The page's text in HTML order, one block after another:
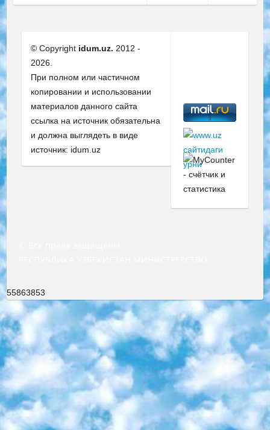
© Copyright idum.uz. 2012 -
2026.
При полном или частичном
копировании и использовании
материалов данного сайта
ссылка на источник обязательна
и должна выглядеть в виде
источник: idum.uz
55863853